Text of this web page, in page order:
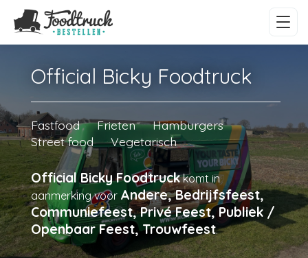
Official Bicky Foodtruck
Fastfood Frieten
Hamburgers
Street food
Vegetarisch
Official Bicky Foodtruckkomt in
aanmerking voor Andere, Bedrijfsfeest,
Communiefeest, Privé Feest, Publiek /
Openbaar Feest, Trouwfeest.